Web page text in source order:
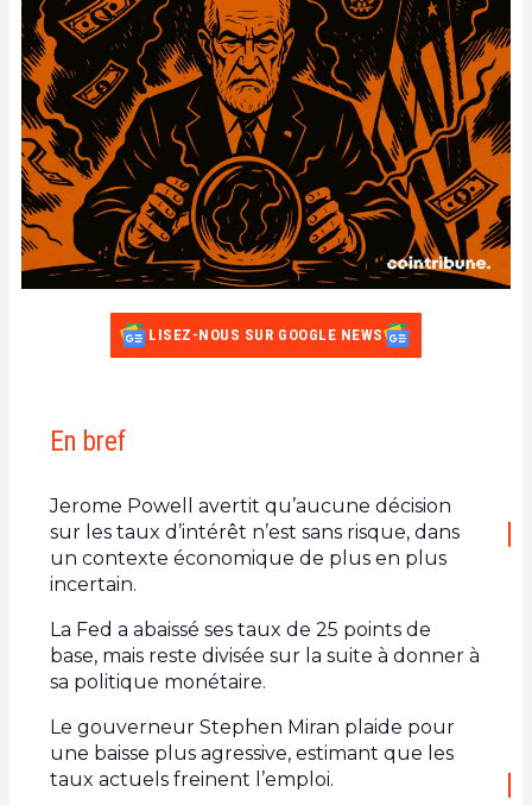
LISEZ-NOUS SUR GOOGLE NEWS
En bref
Jerome Powell avertit qu’aucune décision
sur les taux d’intérêt n’est sans risque, dans
un contexte économique de plus en plus
incertain.
La Fed a abaissé ses taux de 25 points de
base, mais reste divisée sur la suite à donner à
sa politique monétaire.
Le gouverneur Stephen Miran plaide pour
une baisse plus agressive, estimant que les
taux actuels freinent l’emploi.